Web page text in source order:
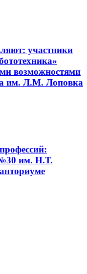
участники
возможностями
им. Л.М. Лоповка
им. Н.Т.